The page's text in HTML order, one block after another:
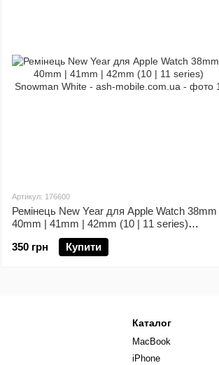
Артикул: 176600
Ремінець New Year для Apple Watch 38mm
40mm | 41mm | 42mm (10 | 11 series)
Snowman White
350 грн
Купити
Каталог
MacBook
iPhone